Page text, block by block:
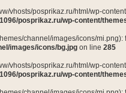
vhosts/posprikaz.ru/html/wp-
posprikaz.ru/wp-content/
channel/images/icons/
images/icons/bg.jpg on line 285
vhosts/posprikaz.ru/html/wp-
posprikaz.ru/wp-content/